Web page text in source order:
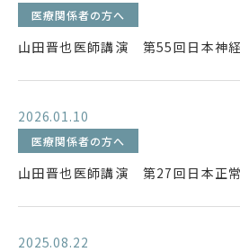
医療関係者の方へ
山田晋也医師講演 第55回日本神
2026.01.10
医療関係者の方へ
山田晋也医師講演 第27回日本正
2025.08.22